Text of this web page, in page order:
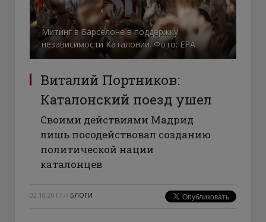
Митинг в Барселоне в поддержку
независимости Каталонии. Фото: ЕРА
Виталий Портников:
Каталонский поезд ушел
Своими действиями Мадрид
лишь посодействовал созданию
политической нации
каталонцев
02.10.2017 // БЛОГИ